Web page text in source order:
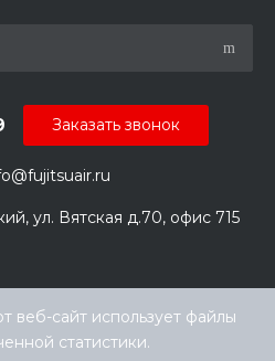
ул. Вятская д.70, офис 715
Заказать звонок
веб-сайт использует файлы
статистики.